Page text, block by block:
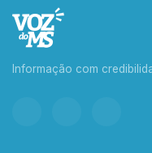
Informação com